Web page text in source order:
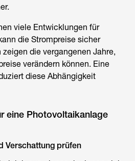
viele Entwicklungen für
die Strompreise sicher
die vergangenen Jahre,
verändern können. Eine
diese Abhängigkeit
eine Photovoltaikanlage
Verschattung prüfen